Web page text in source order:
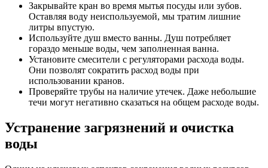
Закрывайте кран во время мытья посуды или зубов.
Оставляя воду неиспользуемой, мы тратим лишние
литры впустую.
Используйте душ вместо ванны. Душ потребляет
гораздо меньше воды, чем заполненная ванна.
Установите смесители с регуляторами расхода воды.
Они позволят сократить расход воды при
использовании кранов.
Проверяйте трубы на наличие утечек. Даже небольшие
течи могут негативно сказаться на общем расходе воды.
Устранение загрязнений и очистка
воды